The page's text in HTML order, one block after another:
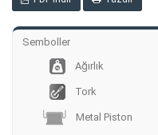
Semboller
Ağırlık
Tork
Metal Piston